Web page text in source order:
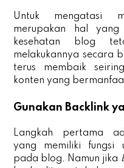
Untuk mengatasi
merupakan hal
kesehatan blog
melakukannya secara
terus membaik
konten yang
Gunakan Backlink
Langkah pertama
yang memiliki fungsi
pada blog. Namun jika